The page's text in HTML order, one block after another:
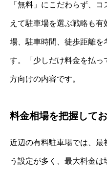
「無料」にこだわらず、
えて駐車場を選ぶ戦略も
場、駐車時間、徒歩距離を
す。「少しだけ料金を払っ
方向けの内容です。
料金相場を把握してお
近辺の有料駐車場では、最
う設定が多く、最大料金